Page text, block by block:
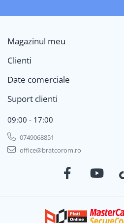
Magazinul meu
Clienti
Date comerciale
Suport clienti
09:00 - 17:00
0749068851
office@bratcorom.ro